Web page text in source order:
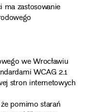
ma zastosowanie
we Wrocławiu
WCAG 2.1
stron internetowych
pomimo starań